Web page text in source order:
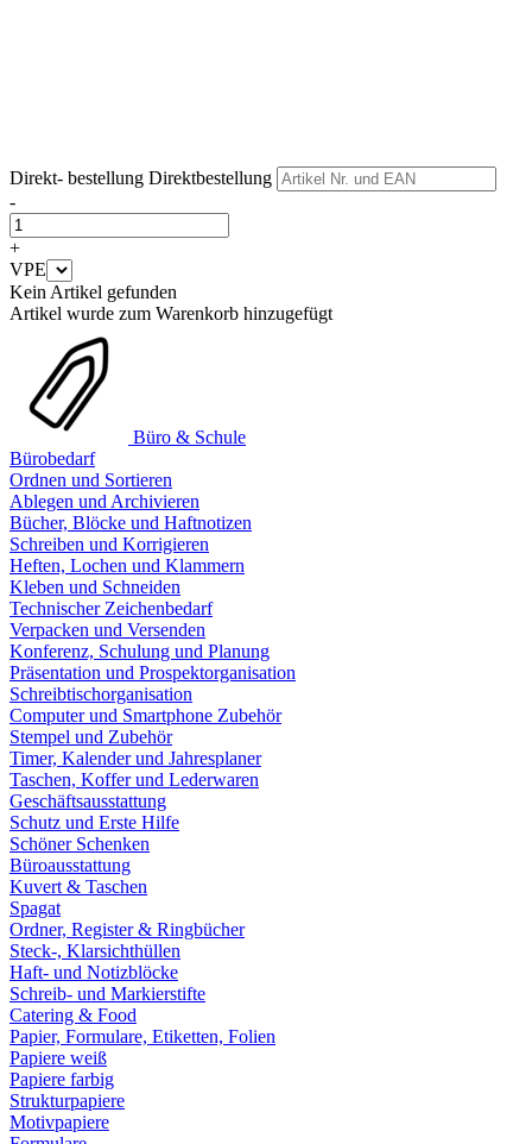
Direkt- bestellung Direktbestellung
-
+
VPE
Kein Artikel gefunden
Artikel wurde zum Warenkorb hinzugefügt
Büro & Schule
Bürobedarf
Ordnen und Sortieren
Ablegen und Archivieren
Bücher, Blöcke und Haftnotizen
Schreiben und Korrigieren
Heften, Lochen und Klammern
Kleben und Schneiden
Technischer Zeichenbedarf
Verpacken und Versenden
Konferenz, Schulung und Planung
Präsentation und Prospektorganisation
Schreibtischorganisation
Computer und Smartphone Zubehör
Stempel und Zubehör
Timer, Kalender und Jahresplaner
Taschen, Koffer und Lederwaren
Geschäftsausstattung
Schutz und Erste Hilfe
Schöner Schenken
Büroausstattung
Kuvert & Taschen
Spagat
Ordner, Register & Ringbücher
Steck-, Klarsichthüllen
Haft- und Notizblöcke
Schreib- und Markierstifte
Catering & Food
Papier, Formulare, Etiketten, Folien
Papiere weiß
Papiere farbig
Strukturpapiere
Motivpapiere